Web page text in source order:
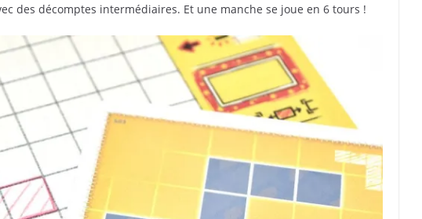
des décomptes intermédiaires. Et une manche se joue en 6 tours !